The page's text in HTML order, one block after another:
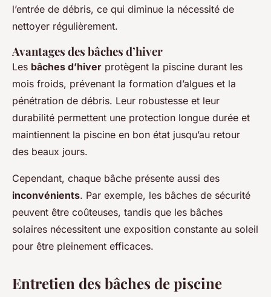
l’entrée de débris, ce qui diminue la nécessité de
nettoyer régulièrement.
Avantages des bâches d’hiver
Les bâches d’hiver protègent la piscine durant les
mois froids, prévenant la formation d’algues et la
pénétration de débris. Leur robustesse et leur
durabilité permettent une protection longue durée et
maintiennent la piscine en bon état jusqu’au retour
des beaux jours.
Cependant, chaque bâche présente aussi des
inconvénients. Par exemple, les bâches de sécurité
peuvent être coûteuses, tandis que les bâches
solaires nécessitent une exposition constante au soleil
pour être pleinement efficaces.
Entretien des bâches de piscine